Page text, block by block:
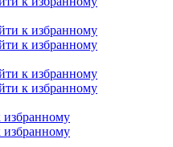
к избранному
к избранному
к избранному
к избранному
избранному
избранному